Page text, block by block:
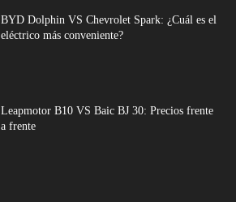
BYD Dolphin VS Chevrolet Spark: ¿Cuál es el
eléctrico más conveniente?
Leapmotor B10 VS Baic BJ 30: Precios frente
a frente